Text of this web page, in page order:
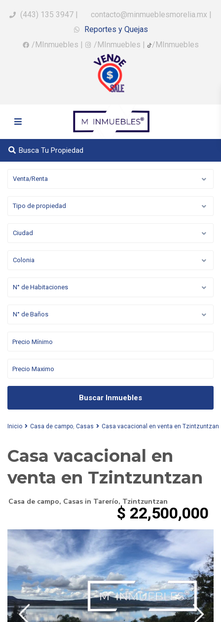
(443) 135 3947 | contacto@minmueblesmorelia.mx |
Reportes y Quejas
/MInmuebles | /MInmuebles | /MInmuebles
Busca Tu Propiedad
Venta/Renta
Tipo de propiedad
Ciudad
Colonia
N° de Habitaciones
N° de Baños
Buscar Inmuebles
Inicio Casa de campo, Casas Casa vacacional en venta en Tzintzuntzan
Casa vacacional en
venta en Tzintzuntzan
Casa de campo, Casas in Tarerío, Tzintzuntzan
$ 22,500,000